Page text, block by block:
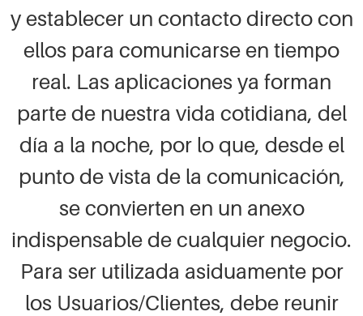
y establecer un contacto directo con
ellos para comunicarse en tiempo
real. Las aplicaciones ya forman
parte de nuestra vida cotidiana, del
día a la noche, por lo que, desde el
punto de vista de la comunicación,
se convierten en un anexo
indispensable de cualquier negocio.
Para ser utilizada asiduamente por
los Usuarios/Clientes, debe reunir